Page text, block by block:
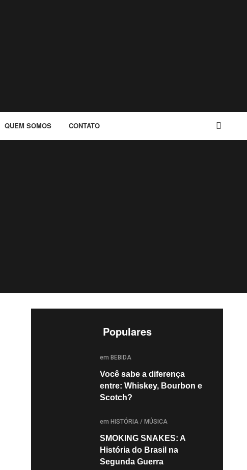
QUEM SOMOS CONTATO
Populares
POSTED
emBEBIDA
Você sabe a diferença
entre: Whiskey, Bourbon e
Scotch?
POSTED
emHISTÓRIA /MÚSICA
SMOKING SNAKES: A
História do Brasil na
Segunda Guerra